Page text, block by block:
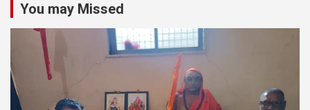
You may Missed